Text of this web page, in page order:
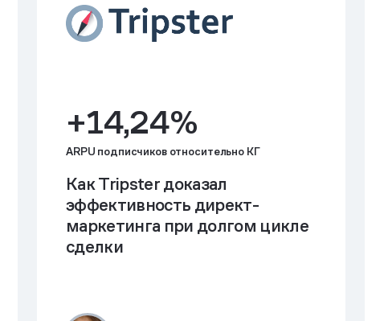
+14,24%
ARPU подписчиков относительно КГ
Как Tripster доказал
эффективность директ-
маркетинга при долгом цикле
сделки